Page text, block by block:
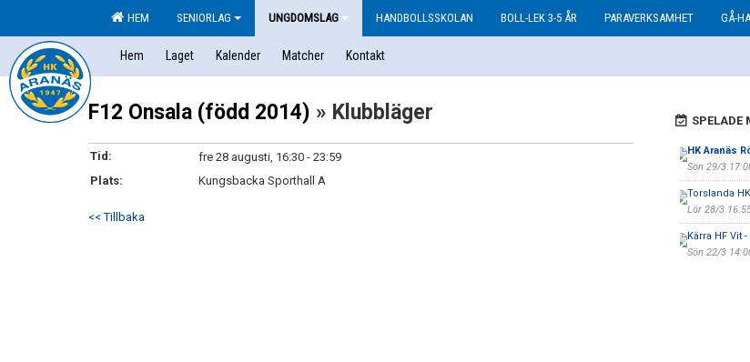
HEM SENIORLAG UNGDOMSLAG HANDBOLLSSKOLAN BOLL-LEK 3-5 ÅR PARAVERKSAMHET GÅ-
Hem Laget Kalender Matcher Kontakt
F12 Onsala (född 2014) » Klubbläger
Tid:
fre 28 augusti, 16:30 - 23:59
Plats:
Kungsbacka Sporthall A
<< Tillbaka
SPELADE
HK Aranäs
Sön 29/3
Torslanda
Lör 28/3
Kärra HF Vit -
Sön 22/3